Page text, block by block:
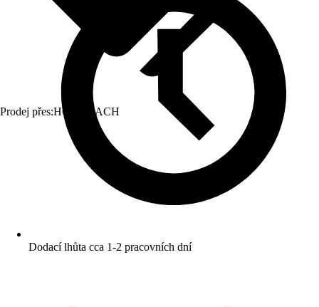
Prodej přes:HORNBACH
Dodací lhůta cca 1-2 pracovních dní